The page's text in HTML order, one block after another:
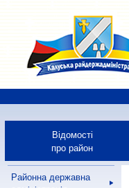
Відомості
про район
Районна державна